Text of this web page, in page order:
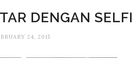
DENGAN
24, 2015